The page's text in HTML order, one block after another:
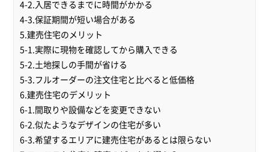
4-2.入居できるまでに時間がかかる
4-3.保証期間が短い場合がある
5.建売住宅のメリット
5-1.実際に現物を確認してから購入できる
5-2.土地探しの手間が省ける
5-3.フルオーダーの注文住宅と比べると低価格
6.建売住宅のデメリット
6-1.間取りや設備などを変更できない
6-2.似たようなデザインの住宅が多い
6-3.希望するエリアに建売住宅があるとは限らない